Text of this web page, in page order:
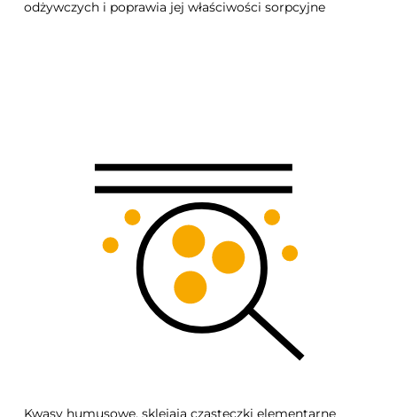
odżywczych i poprawia jej właściwości sorpcyjne
Kwasy humusowe, sklejają cząsteczki elementarne